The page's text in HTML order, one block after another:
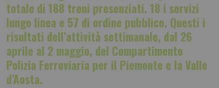
totale di 188 treni presenziati. 18 i servizi
lungo linea e 57 di ordine pubblico. Questi i
risultati dell’attività settimanale, dal 26
aprile al 2 maggio, del Compartimento
Polizia Ferroviaria per il Piemonte e la Valle
d’Aosta.